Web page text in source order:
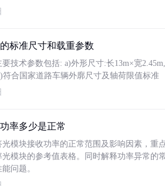
标准尺寸和载重参数
要技术参数包括: a)外形尺寸:长13m×宽
符合国家道路车辆外廓尺寸及轴荷限值标准
率多少是正常
模块接收功率的正常范围及影响因素，重
模块的参考值表格。同时解释功率异常的
问题。